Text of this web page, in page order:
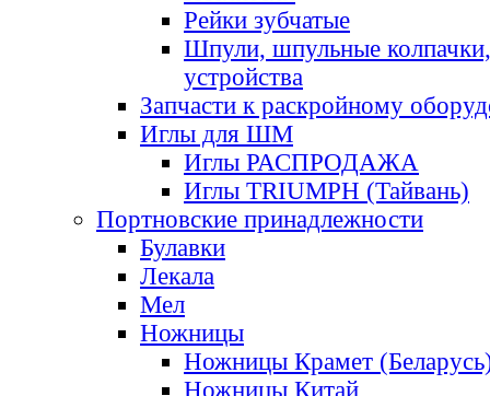
Рейки зубчатые
Шпули, шпульные
устройства
Запчасти к раскройному
Иглы для ШМ
Иглы РАСПРОДАЖА
Иглы TRIUMPH (Тайвань)
Портновские принадлежности
Булавки
Лекала
Мел
Ножницы
Ножницы Крамет
Ножницы Китай